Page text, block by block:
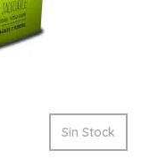
Sin Stock